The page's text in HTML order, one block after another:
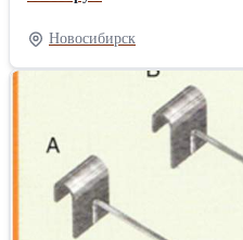
под вишневое дерево Внутренняя часть основания зеркальная
Подсветка: 4 галогеновые лампочки Количество
Расстояние м/у полками: 30 см Количество напольных
Новосибирск